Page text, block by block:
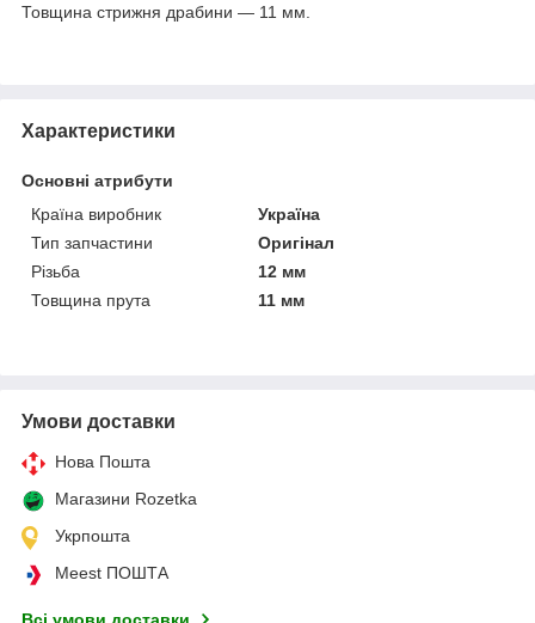
Товщина стрижня драбини — 11 мм.
Характеристики
Основні атрибути
Країна виробник
Україна
Тип запчастини
Оригінал
Різьба
12 мм
Товщина прута
11 мм
Умови доставки
Нова Пошта
Магазини Rozetka
Укрпошта
Meest ПОШТА
Всі умови доставки